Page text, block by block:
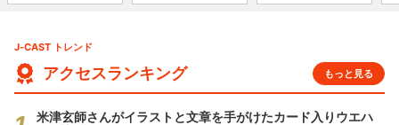
J-CAST トレンド
アクセスランキング もっと見る
米津玄師さんがイラストと文章を手がけたカード入りウエハ